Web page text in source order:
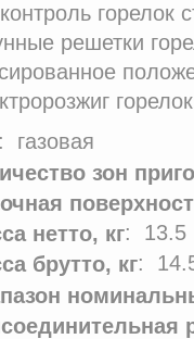
горелок
решетки
: газовая
зон
нетто, кг: 13.5
брутто, кг: